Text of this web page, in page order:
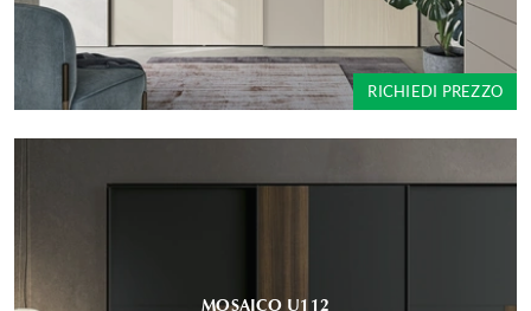
RICHIEDI PREZZO
MOSAICO U112